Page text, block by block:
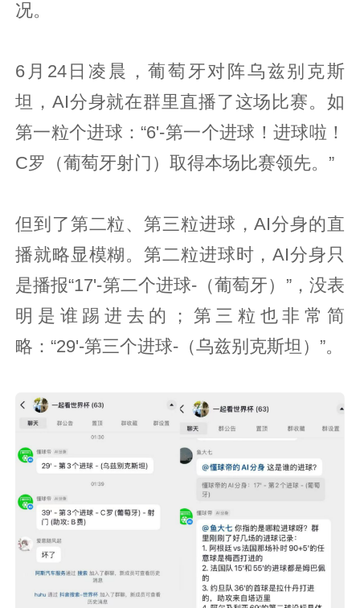
况。
6月24日凌晨，葡萄牙对阵乌兹别克斯
坦，AI分身就在群里直播了这场比赛。如
第一粒个进球：“6'-第一个进球！进球啦！
C罗（葡萄牙射门）取得本场比赛领先。”
但到了第二粒、第三粒进球，AI分身的直
播就略显模糊。第二粒进球时，AI分身只
是播报“17'-第二个进球-（葡萄牙）”，没表
明是谁踢进去的；第三粒也非常简
略：“29'-第三个进球-（乌兹别克斯坦）”。